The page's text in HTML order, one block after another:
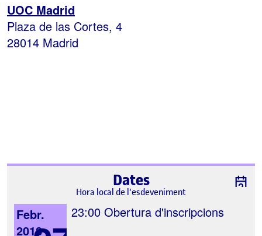
UOC Madrid
Plaza de las Cortes, 4
28014 Madrid
Dates
Hora local de l'esdeveniment
Febr.
2018
23:00 Obertura d'inscripcions